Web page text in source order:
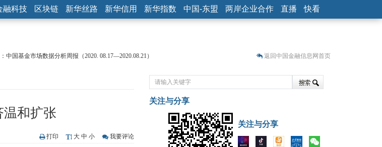
融科技 区块链 新华丝路 新华信用 新华指数 中国-东盟 两岸企业合作 直播 快看
中国基金市场数据分析周报（2020. 08.17—2020.08.21）
中国基金市场数据分析周报（2020. 07.27—2020.07.31）
经调查】同业存单、结构性存款玩起“跷跷板” 结构性失衡藏
市场净投放300亿元 短端资金利率明显下行
返回中国金融信息网首页
温和扩张
打印 大 中 小 我要评论
关注与分享
关注与分享